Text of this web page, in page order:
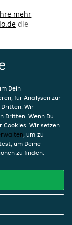
mehr
die
Dein
für Analysen zur
Wir
Dritten. Wenn Du
Wir setzen
, um zu
um Deine
zu finden.